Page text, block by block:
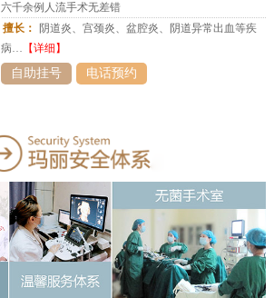
六千余例人流手术无差错
擅长：
阴道炎、宫颈炎、盆腔炎、阴道异常出血等疾
病… 【详细】
自助挂号 电话预约